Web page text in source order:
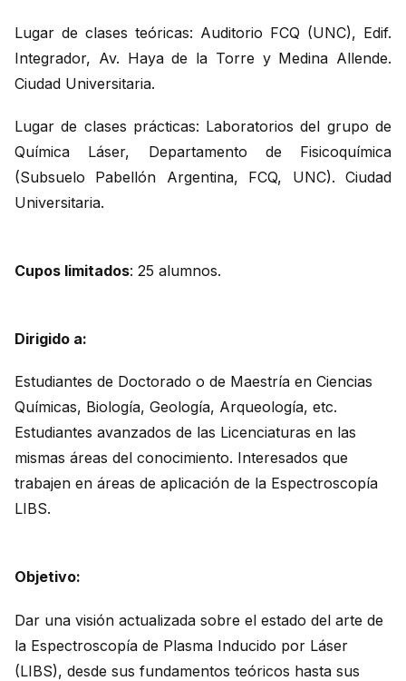
Lugar de clases teóricas: Auditorio FCQ (UNC), Edif.
Integrador, Av. Haya de la Torre y Medina Allende.
Ciudad Universitaria.
Lugar de clases prácticas: Laboratorios del grupo de
Química Láser, Departamento de Fisicoquímica
(Subsuelo Pabellón Argentina, FCQ, UNC). Ciudad
Universitaria.
Cupos limitados: 25 alumnos.
Dirigido a:
Estudiantes de Doctorado o de Maestría en Ciencias
Químicas, Biología, Geología, Arqueología, etc.
Estudiantes avanzados de las Licenciaturas en las
mismas áreas del conocimiento. Interesados que
trabajen en áreas de aplicación de la Espectroscopía
LIBS.
Objetivo:
Dar una visión actualizada sobre el estado del arte de
la Espectroscopía de Plasma Inducido por Láser
(LIBS), desde sus fundamentos teóricos hasta sus